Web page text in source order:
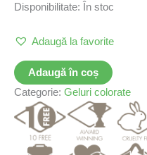
Disponibilitate: În stoc
Adaugă la favorite
Adaugă în coș
Categorie: Geluri colorate